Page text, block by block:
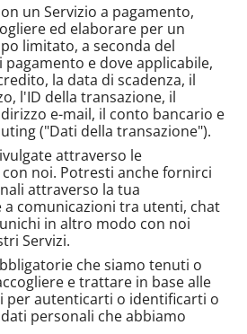
un Servizio a pagamento,
ed elaborare per un
limitato, a seconda del
pagamento e dove applicabile,
la data di scadenza, il
l'ID della transazione, il
e-mail, il conto bancario e
("Dati della transazione").
attraverso le
noi. Potresti anche fornirci
attraverso la tua
a comunicazioni tra utenti, chat
in altro modo con noi
Servizi.
che siamo tenuti o
e trattare in base alle
per autenticarti o identificarti o
personali che abbiamo